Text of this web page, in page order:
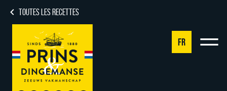
TOUTES LES RECETTES
FR